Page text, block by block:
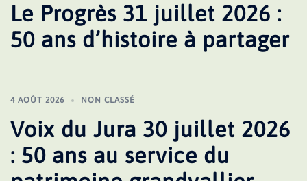
Le Progrès 31 juillet 2026 :
50 ans d’histoire à partager
4 AOÛT 2026 NON CLASSÉ
Voix du Jura 30 juillet 2026
: 50 ans au service du